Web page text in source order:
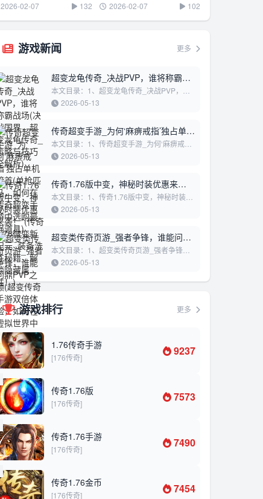
2026-02-07
132
2026-02-07
102
游戏新闻 更多
超变龙龟传奇_决战PVP，谁将称霸战
场(决战国界，超变龙龟传奇_策略与技
巧全解析)
本文目录：1、超变龙龟传奇_决战PVP，谁
将称霸战场2、决战国界，超变龙龟传奇_策
略与技巧全解析超变龙龟传奇_决战PVP，谁
2026-05-13
传奇超变手游_为何‘麻痹戒指’独占单机
榜首(单枪匹马，如何在传奇超变手游
中选购最强道具)
本文目录：1、传奇超变手游_为何‘麻痹戒
指’独占单机榜首2、单枪匹马，如何在传奇超
变手游中选购最强道具3、传奇超变手游大主
2026-05-13
传奇1.76版中变，神秘时装优惠来
袭！”(传奇1.76微变新纪元_装备洗练
秘籍，解锁隐藏属性！)
本文目录：1、传奇1.76版中变，神秘时装优
惠来袭！”2、传奇1.76微变新纪元_装备洗练
秘籍，解锁隐藏属性！3、传奇1.76超变，解
2026-05-13
超变类传奇页游_强者争锋，谁能问鼎
PVP之巅(超变传奇手游双倍体验，如
何在虚拟世界中迅速崛起”)
本文目录：1、超变类传奇页游_强者争锋，
谁能问鼎PVP之巅2、超变传奇手游双倍体
验，如何在虚拟世界中迅速崛起”超变类传奇
2026-05-13
游戏排行 更多
1.76传奇手游
[176传奇] 9237
传奇1.76版
[176传奇] 7573
传奇1.76手游
[176传奇] 7490
传奇1.76金币
[176传奇] 7454